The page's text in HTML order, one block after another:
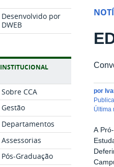
Desenvolvido por
DWEB
INSTITUCIONAL
Sobre CCA
Gestão
Departamentos
Assessorias
Pós-Graduação
por
A